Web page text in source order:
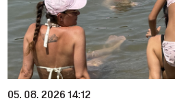
05. 08. 2026 14:12